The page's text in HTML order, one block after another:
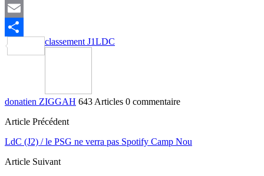
X
Email
Partager
classement J1LDC
donatien ZIGGAH 643 Articles 0 commentaire
Article Précédent
LdC (J2) / le PSG ne verra pas Spotify Camp Nou
Article Suivant